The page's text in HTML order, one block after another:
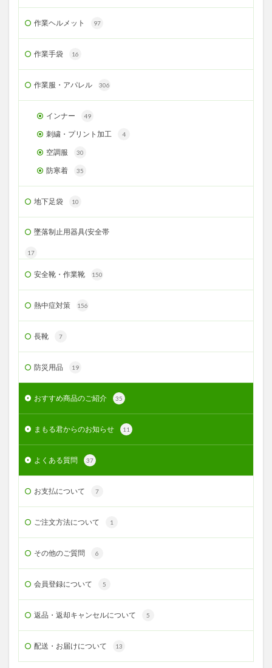
作業ヘルメット 97
作業手袋 16
作業服・アパレル 306
インナー 49
刺繍・プリント加工 4
空調服 30
防寒着 35
地下足袋 10
墜落制止用器具(安全帯
17
安全靴・作業靴 150
熱中症対策 156
長靴 7
防災用品 19
おすすめ商品のご紹介 35
まもる君からのお知らせ 11
よくある質問 37
お支払について 7
ご注文方法について 1
その他のご質問 6
会員登録について 5
返品・返却キャンセルについて 5
配送・お届けについて 13